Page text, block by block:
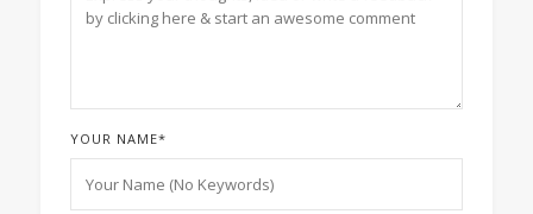
YOUR NAME*